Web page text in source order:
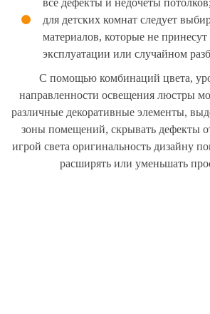
все дефекты и недочеты потолков;
для детских комнат следует
материалов, которые не
эксплуатации или случайном
С помощью комбинаций цвета,
направленности освещения люстры
различные декоративные элементы,
зоны помещений, скрывать дефекты
игрой света оригинальность дизайну
расширять или уменьшать